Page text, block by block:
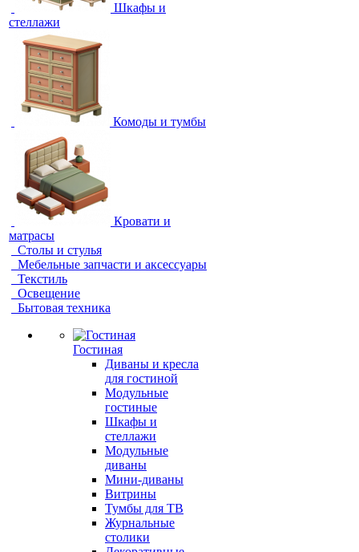
Шкафы и
стеллажи
Комоды и тумбы
Кровати и
матрасы
Столы и стулья
Мебельные запчасти и аксессуары
Текстиль
Освещение
Бытовая техника
Гостиная
Диваны и кресла
для гостиной
Модульные
гостиные
Шкафы и
стеллажи
Модульные
диваны
Мини-диваны
Витрины
Тумбы для ТВ
Журнальные
столики